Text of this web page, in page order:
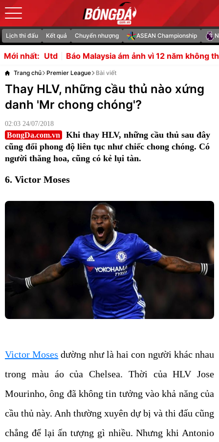
Lịch thi đấu Kết quả Chuyển nhượng ASEAN Championship
Mới nhất:
Malaysia ám ảnh vì 12 năm không thắng Việt Nam
Trang chủ Premier League Bài viết
Thay HLV, những cầu thủ nào xứng
danh 'Mr chong chóng'?
02:03 24/07/2018
BongDa.com.vn
Khi thay HLV, những cầu thủ sau đây
cũng đổi phong độ liên tục như chiếc chong chóng. Có
người thăng hoa, cũng có kẻ lụi tàn.
6. Victor Moses
Victor Moses dường như là hai con người khác nhau
trong màu áo của Chelsea. Thời của HLV Jose
Mourinho, ông đã không tin tưởng vào khả năng của
cầu thủ này. Anh thường xuyên dự bị và thi đấu cũng
chẳng để lại ấn tượng gì nhiều. Nhưng khi Antonio